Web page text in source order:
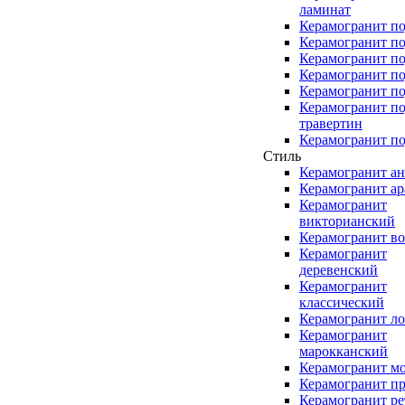
ламинат
Керамогранит
Керамогранит
Керамогранит
Керамогранит
Керамогранит
Керамогранит
травертин
Керамогранит
Стиль
Керамогранит
Керамогранит
Керамогранит
викторианский
Керамогранит
Керамогранит
деревенский
Керамогранит
классический
Керамогранит
Керамогранит
марокканский
Керамогранит
Керамогранит
Керамогранит